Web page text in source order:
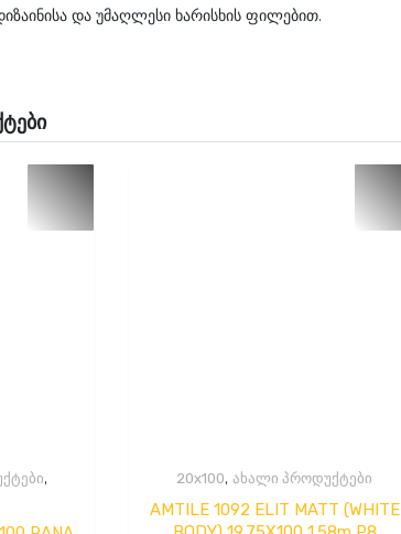
და უმაღლესი ხარისხის ფილებით.
, 20x100,ახალი პროდუქტები
AMTILE 1092 ELIT MATT (WHITE